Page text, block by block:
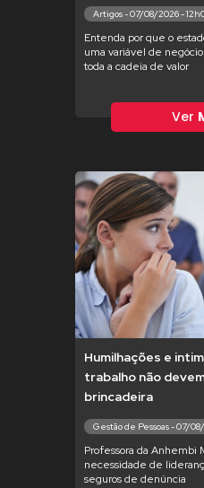
Artigos - 07/08/2026 -
Entenda por que o
uma variável de
toda a cadeia de valor
Ver
Humilhações e
trabalho não
brincadeira
Gestão de Pessoas - 07/08/
Professora da Anhembi
necessidade de
seguros de denúncia